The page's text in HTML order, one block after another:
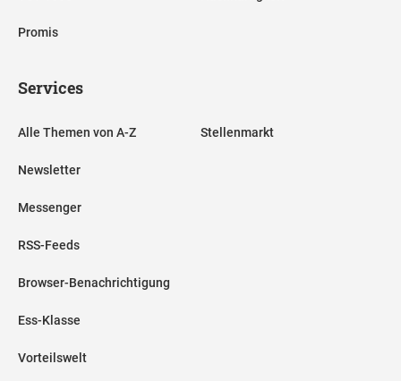
Promis
Services
Alle Themen von A-Z
Newsletter
Messenger
RSS-Feeds
Browser-Benachrichtigung
Ess-Klasse
Vorteilswelt
Stellenmarkt